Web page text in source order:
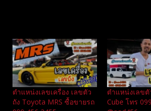
ตำแหน่งเลขเครื่อง เลขตัว
ถัง Toyota MRS ซื้อขายรถ
ตำแหน่งเลขตั
Cube โทร